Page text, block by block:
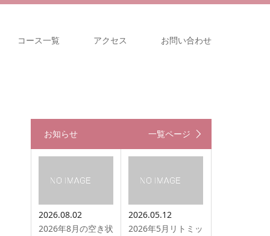
コース一覧 アクセス お問い合わせ
お知らせ 一覧ページ
2026.08.02
2026年8月の空き状
2026.05.12
2026年5月リトミッ